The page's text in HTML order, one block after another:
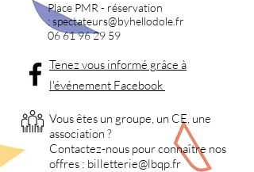
Tenez vous informé grâce à
l'événement Facebook
Vous êtes un groupe, un CE, une
association ?
Contactez-nous pourconnaître nos
offres : billetterie@lbqp.fr
Place PMR - réservation
:spectateurs@byhellodole.fr
06 61 96 29 59